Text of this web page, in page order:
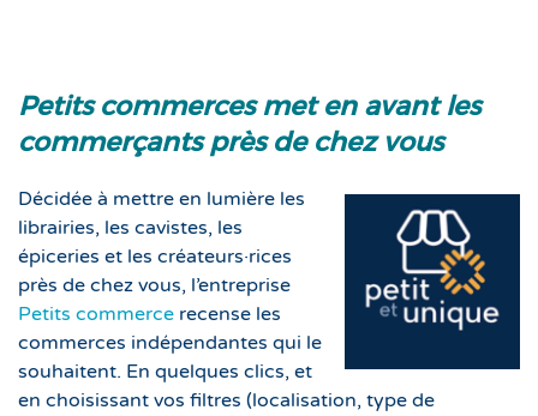
Petits commerces met en avant les
commerçants près de chez vous
Décidée à mettre en lumière les
librairies, les cavistes, les
épiceries et les créateurs·rices
près de chez vous, l’entreprise
Petits commerce recense les
commerces indépendantes qui le
souhaitent. En quelques clics, et
en choisissant vos filtres (localisation, type de